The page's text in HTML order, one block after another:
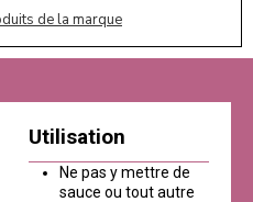
de la marque
Utilisation
Ne pas y mettre de
sauce ou tout autre